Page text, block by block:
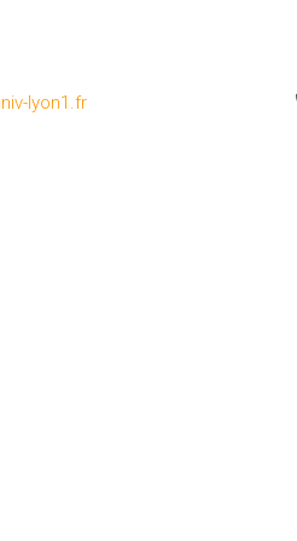
lyon1.fr